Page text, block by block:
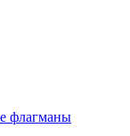
флагманы